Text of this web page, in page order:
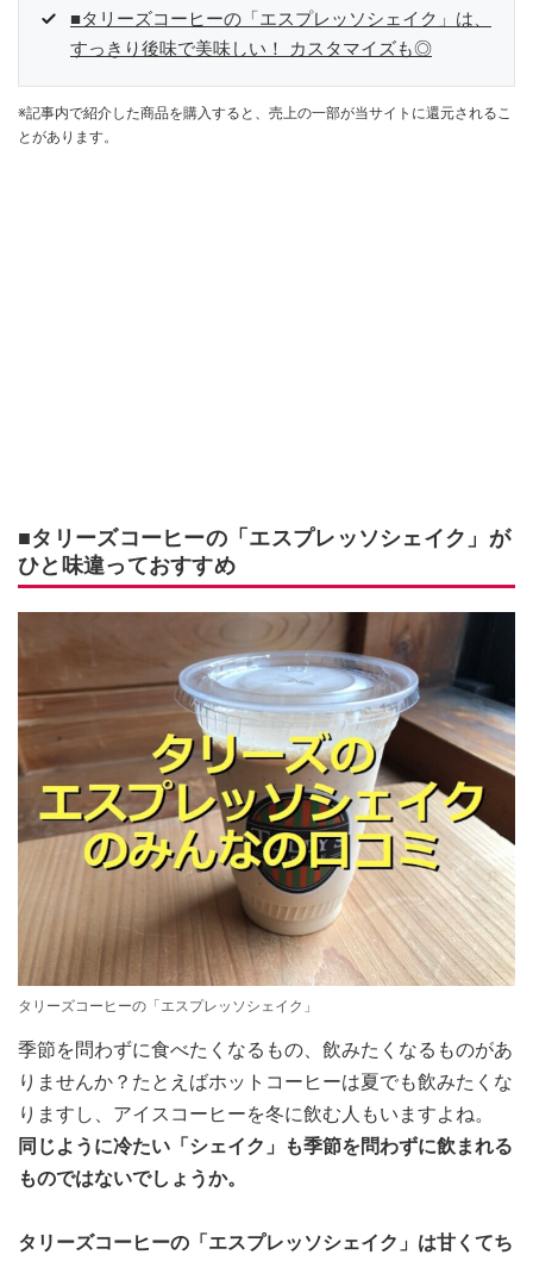
■タリーズコーヒーの「エスプレッソシェイク」は、
すっきり後味で美味しい！ カスタマイズも◎
※記事内で紹介した商品を購入すると、売上の一部が当サイトに還元されるこ
とがあります。
■タリーズコーヒーの「エスプレッソシェイク」が
ひと味違っておすすめ
タリーズコーヒーの「エスプレッソシェイク」
季節を問わずに食べたくなるもの、飲みたくなるものがあ
りませんか？たとえばホットコーヒーは夏でも飲みたくな
りますし、アイスコーヒーを冬に飲む人もいますよね。
同じように冷たい「シェイク」も季節を問わずに飲まれる
ものではないでしょうか。
タリーズコーヒーの「エスプレッソシェイク」は甘くてち